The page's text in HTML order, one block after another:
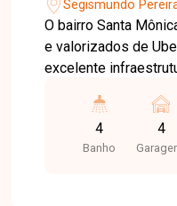
Segismundo
O bairro Santa
e valorizados de
excelente
pessoas, ampla
serviços,
principais avenidas
4
Banho
4